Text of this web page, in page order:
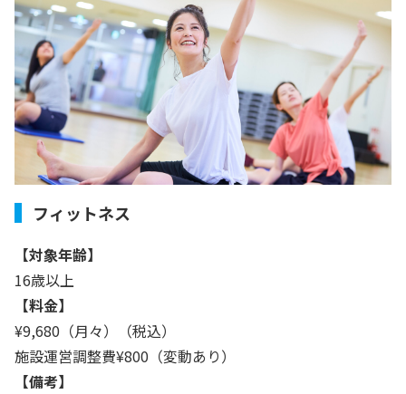
フィットネス
【対象年齢】
16歳以上
【料金】
¥9,680（月々）（税込）
施設運営調整費¥800（変動あり）
【備考】